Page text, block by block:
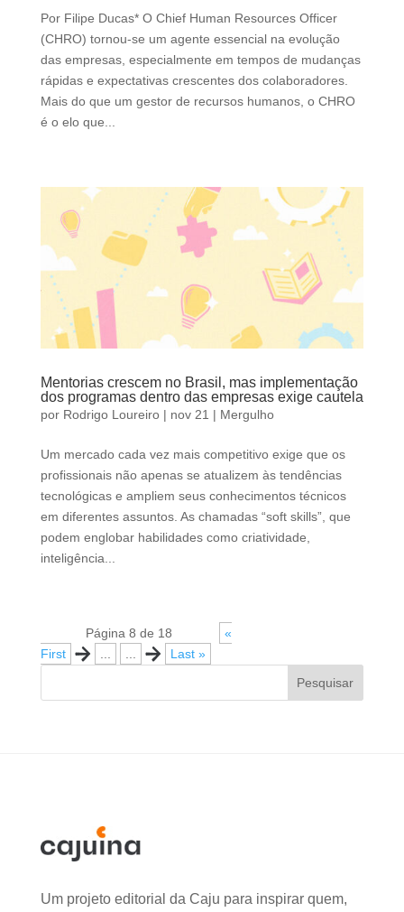
Por Filipe Ducas* O Chief Human Resources Officer
(CHRO) tornou-se um agente essencial na evolução
das empresas, especialmente em tempos de mudanças
rápidas e expectativas crescentes dos colaboradores.
Mais do que um gestor de recursos humanos, o CHRO
é o elo que...
Mentorias crescem no Brasil, mas implementação
dos programas dentro das empresas exige cautela
por Rodrigo Loureiro| nov 21 | Mergulho
Um mercado cada vez mais competitivo exige que os
profissionais não apenas se atualizem às tendências
tecnológicas e ampliem seus conhecimentos técnicos
em diferentes assuntos. As chamadas “soft skills”, que
podem englobar habilidades como criatividade,
inteligência...
Página 8 de 18
«
First
« »
Last »
Pesquisar
Um projeto editorial da Caju para inspirar quem,